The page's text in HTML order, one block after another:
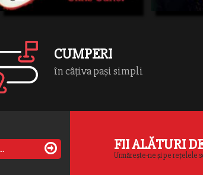
secretul care trebuieprotejat indica
existenta unui virus anterior rasei omenesti.
celebru.
tulbure in
CUMPERI
în câțiva pași simpli
FII ALĂTURI
Urmărește-ne și pe rețelele